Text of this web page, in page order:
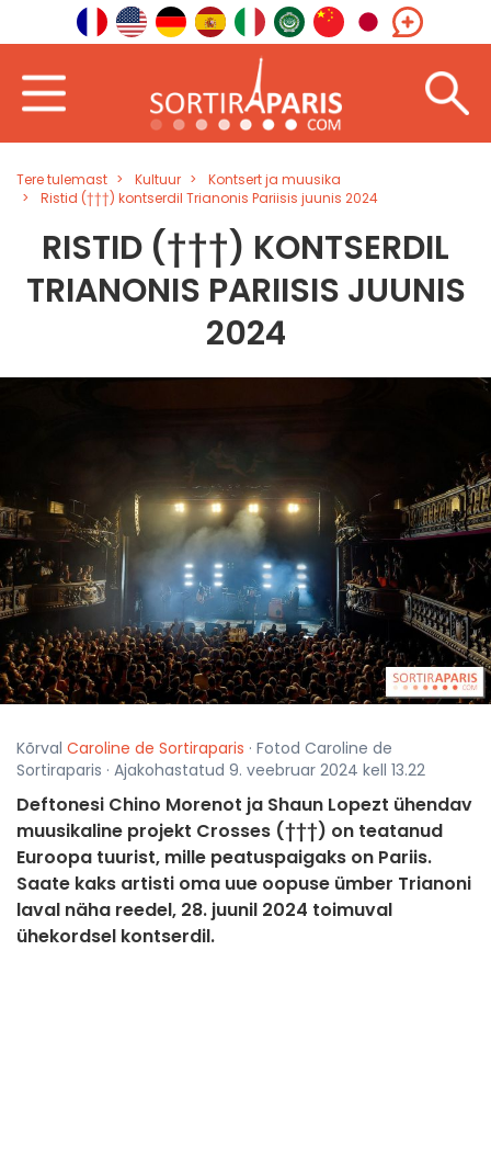
Tere tulemast Kultuur
Kontsert ja muusika
Ristid (†††) kontserdil Trianonis Pariisis juunis 2024
RISTID (†††) KONTSERDIL
TRIANONIS PARIISIS JUUNIS
2024
Kõrval Caroline de Sortiraparis · Fotod Caroline de
Sortiraparis · Ajakohastatud 9. veebruar 2024 kell 13.22
Deftonesi Chino Morenot ja Shaun Lopezt ühendav
muusikaline projekt Crosses (†††) on teatanud
Euroopa tuurist, mille peatuspaigaks on Pariis.
Saate kaks artisti oma uue oopuse ümber Trianoni
laval näha reedel, 28. juunil 2024 toimuval
ühekordsel kontserdil.